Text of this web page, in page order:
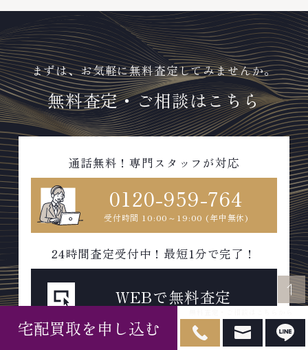
まずは、お気軽に無料査定してみませんか。
無料査定・ご相談はこちら
通話無料！専門スタッフが対応
0120-959-764
受付時間 10:00～19:00 (年中無休)
24時間査定受付中！最短1分で完了！
WEBで無料査定
スマホから気軽に即査定可能！
宅配買取を申し込む